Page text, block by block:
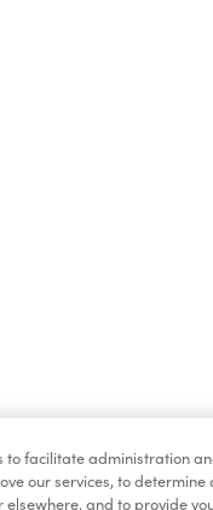
to facilitate administration
our services, to
and to provide